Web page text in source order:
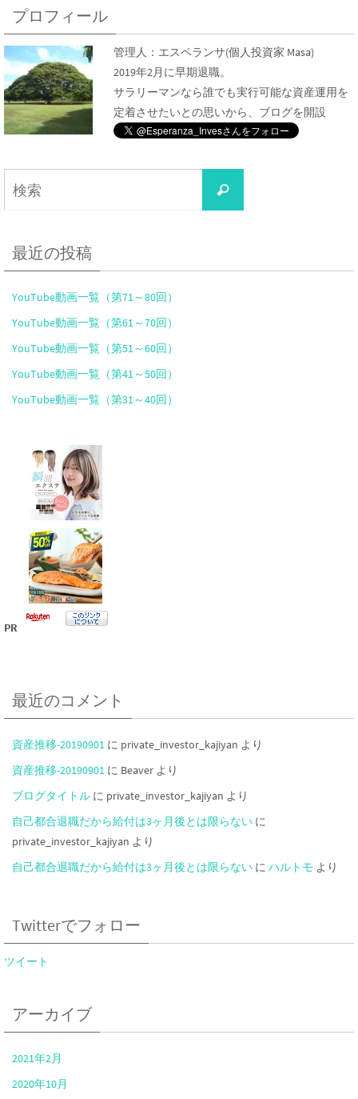
プロフィール
管理人： エスペランサ(個人投資家 Masa)
2019年2月に早期退職。
サラリーマンなら誰でも実行可能な資産運用を
定着させたいとの思いから、ブログを開設
検
索
最近の投稿
YouTube動画一覧（第71～80回）
YouTube動画一覧（第61～70回）
YouTube動画一覧（第51～60回）
YouTube動画一覧（第41～50回）
YouTube動画一覧（第31～40回）
PR
最近のコメント
資産推移-20190901 に private_investor_kajiyan より
資産推移-20190901 に Beaver より
ブログタイトル に private_investor_kajiyan より
自己都合退職だから給付は3ヶ月後とは限らない に
private_investor_kajiyan より
自己都合退職だから給付は3ヶ月後とは限らない に ハルトモ より
Twitterでフォロー
ツイート
アーカイブ
2021年2月
2020年10月